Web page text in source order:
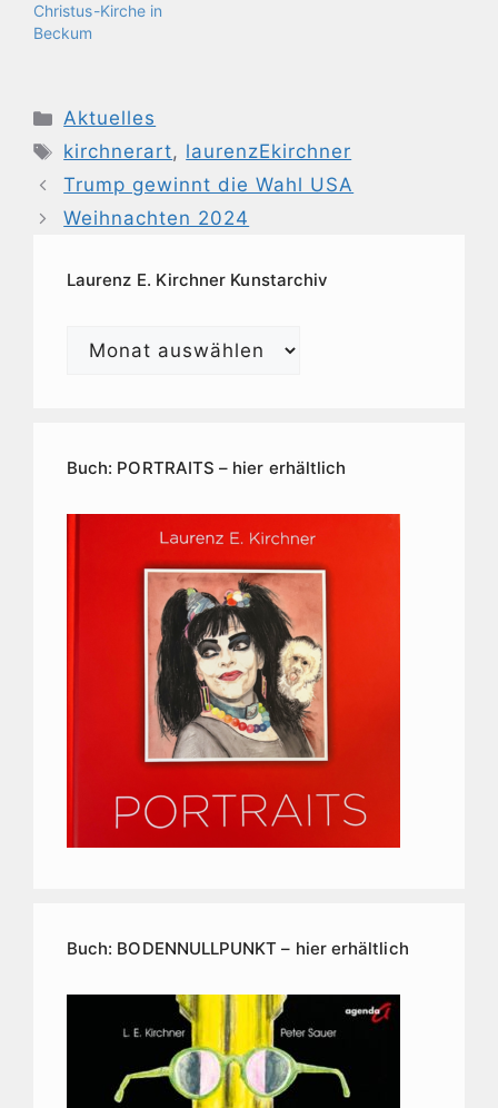
Christus-Kirche in
Beckum
Kategorien
Aktuelles
Schlagwörter
kirchnerart, laurenzEkirchner
Trump gewinnt die Wahl USA
Weihnachten 2024
Laurenz E. Kirchner Kunstarchiv
Laurenz
Buch: PORTRAITS – hier erhältlich
Buch: BODENNULLPUNKT – hier erhältlich